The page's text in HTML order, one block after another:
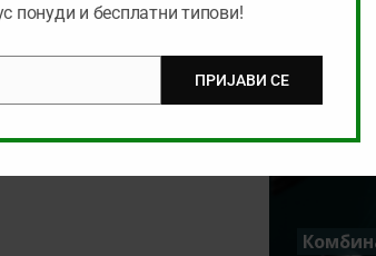
понуди и бесплатни типови!
ПРИЈАВИ СЕ